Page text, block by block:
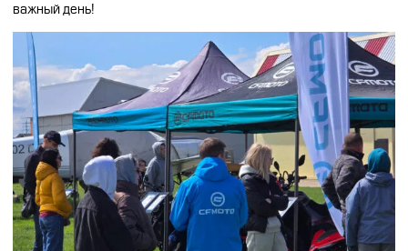
важный день!